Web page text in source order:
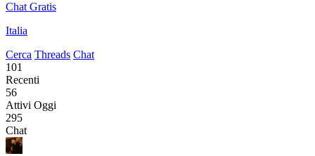
Chat Gratis
Italia
Cerca Threads Chat
101
Recenti
56
Attivi Oggi
295
Chat